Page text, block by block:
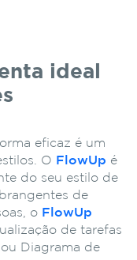
ideal
eficaz é um
O FlowUp é
do seu estilo de
de
o FlowUp
de tarefas
Diagrama de